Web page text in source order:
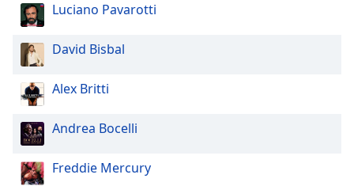
Background
Color
Opacity
Caption
Area
Background
Color
Luciano Pavarotti
David Bisbal
Alex Britti
Andrea Bocelli
Freddie Mercury